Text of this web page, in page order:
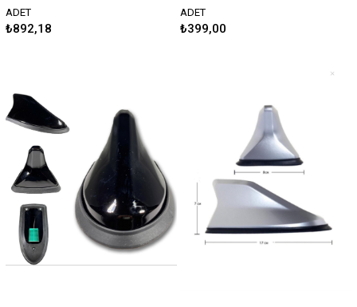
ADET
₺892,18
ADET
₺399,00